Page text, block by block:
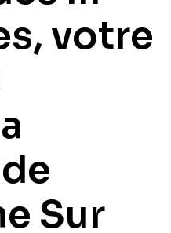
votre
Sur